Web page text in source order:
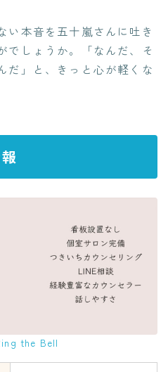
い本音を五十嵐さんに吐き
でしょうか。「なんだ、そ
だ」と、きっと心が軽くな
the Bell